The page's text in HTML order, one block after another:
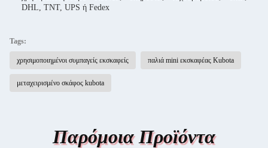
DHL, TNT, UPS ή Fedex
Tags:
χρησιμοποιημένοι συμπαγείς εκσκαφείς παλιά mini εκσκαφέας Kubota
μεταχειρισμένο σκάφος kubota
Παρόμοια Προϊόντα